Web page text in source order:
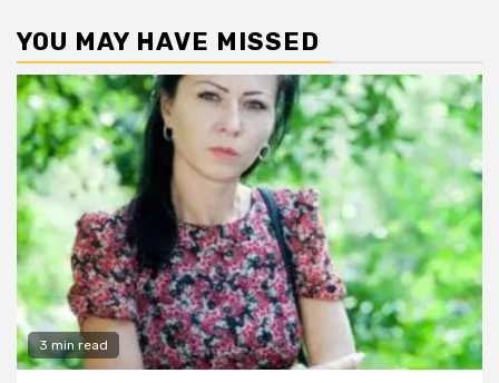
YOU MAY HAVE MISSED
3 min read